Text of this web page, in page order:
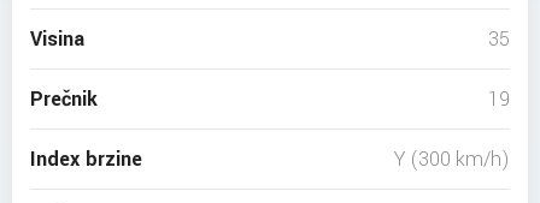
Visina 35
Prečnik 19
Index brzine Y (300 km/h)